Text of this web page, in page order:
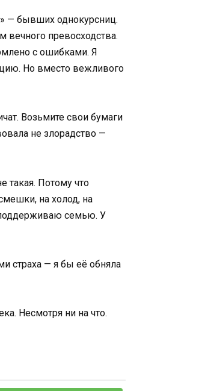
— бывших однокурсниц.
превосходства.
с ошибками. Я
Но вместо вежливого
Возьмите свои бумаги
не злорадство —
такая. Потому что
на холод, на
поддерживаю семью. У
страха — я бы её обняла
Несмотря ни на что.